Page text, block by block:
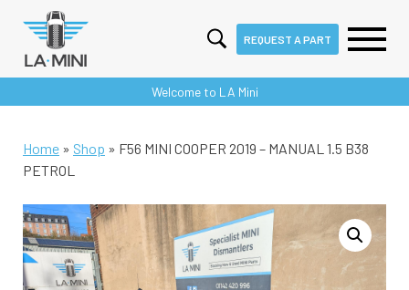
to
REQUEST A PART
Welcome to LA Mini
Home » Shop » F56 MINI COOPER 2019 – MANUAL 1.5 B38
PETROL